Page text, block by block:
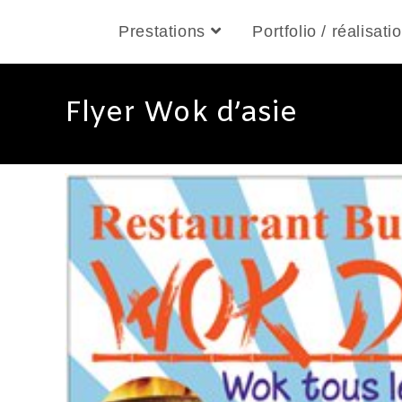
Prestations Portfolio /
Flyer Wok d’asie